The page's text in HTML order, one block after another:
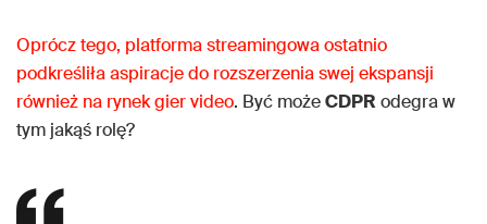
Oprócz tego, platforma streamingowa ostatnio
podkreśliła aspiracje do rozszerzenia swej ekspansji
również na rynek gier video. Być możeCDPRodegra w
tym jakąś rolę?